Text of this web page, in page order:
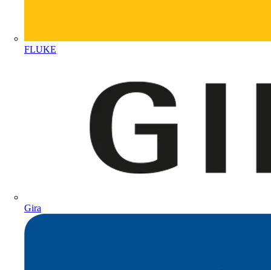
FLUKE
Gira